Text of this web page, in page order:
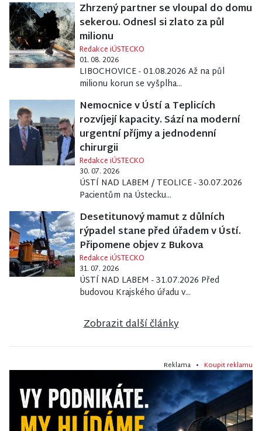
Zhrzený partner se vloupal do domu
sekerou. Odnesl si zlato za půl
milionu
Redakce iÚSTECKO
01. 08. 2026
LIBOCHOVICE - 01.08.2026 Až na půl
milionu korun se vyšplha...
Nemocnice v Ústí a Teplicích
rozvíjejí kapacity. Sází na moderní
urgentní příjmy a jednodenní
chirurgii
Redakce iÚSTECKO
30. 07. 2026
ÚSTÍ NAD LABEM / TEOLICE - 30.07.2026
Pacientům na Ústecku...
Desetitunový mamut z důlních
rýpadel stane před úřadem v Ústí.
Připomene objev z Bukova
Redakce iÚSTECKO
31. 07. 2026
ÚSTÍ NAD LABEM - 31.07.2026 Před
budovou Krajského úřadu v...
Zobrazit další články
Reklama • Koupit reklamu